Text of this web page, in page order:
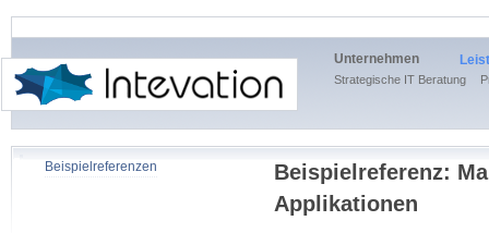
Unternehmen
Strategische IT Beratung
Beispielreferenzen
Beispielreferenz:
Applikationen